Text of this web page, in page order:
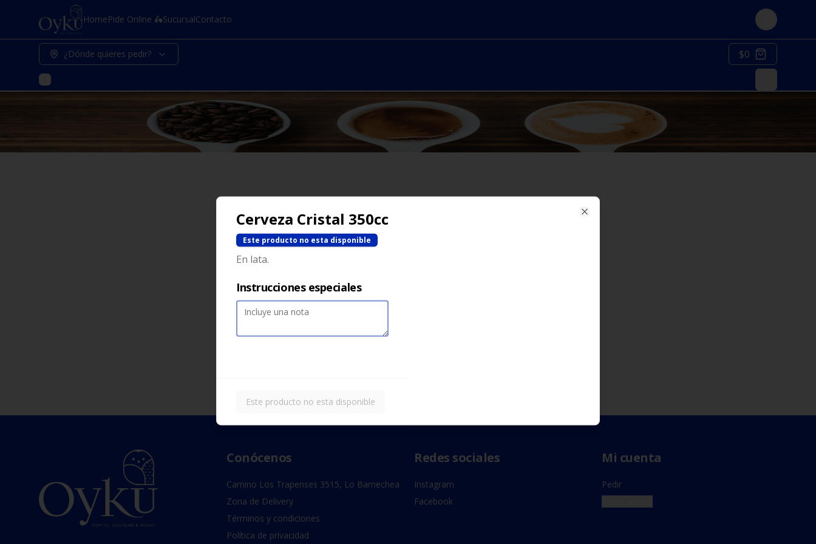
HomePide Online 🛵SucursalContacto Login
¿Dónde quieres pedir? $0
No hay productos en el menú
Conócenos
Camino Los Trapenses 3515, Lo Barnechea
Zona de Delivery
Términos y condiciones
Política de privacidad
Redes sociales
Instagram
Facebook
Mi cuenta
Pedir
Cerveza Cristal 350cc
Este producto no esta disponible
En lata.
Instrucciones especiales
Este producto no esta disponible